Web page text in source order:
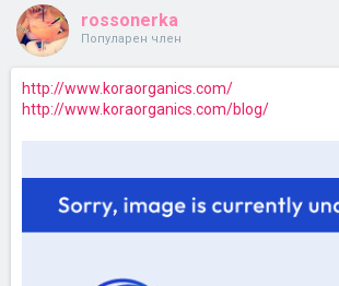
rossonerka
Популарен член
http://www.koraorganics.com/
http://www.koraorganics.com/blog/